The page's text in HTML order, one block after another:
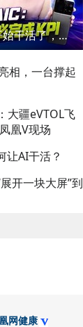
世界人工智能大会：AI开始干活了，但到底干的怎么样？萌新闯WAIC
相，一台撑起
大疆eVTOL飞
凰V现场
让AI干活？
开一块大屏”到
网健康